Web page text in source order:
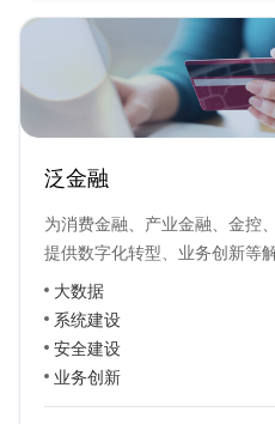
泛金融
为消费金融、产业金融、金控
提供数字化转型、业务创新等
大数据
系统建设
安全建设
业务创新